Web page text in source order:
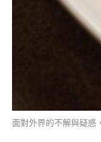
面對外界的不解與疑惑